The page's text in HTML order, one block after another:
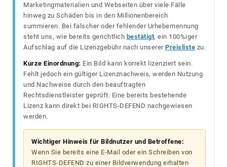
Marketingmaterialien und Webseiten über viele Fälle
hinweg zu Schäden bis in den Millionenbereich
summieren. Bei falscher oder fehlender Urhebernennung
steht uns, wie bereits gerichtlich bestätigt, ein 100%iger
Aufschlag auf die Lizenzgebühr nach unserer Preisliste zu.
Kurze Einordnung: Ein Bild kann korrekt lizenziert sein.
Fehlt jedoch ein gültiger Lizenznachweis, werden Nutzung
und Nachweise durch den beauftragten
Rechtsdienstleister geprüft. Eine bereits bestehende
Lizenz kann direkt bei RIGHTS-DEFEND nachgewiesen
werden.
Wichtiger Hinweis für Bildnutzer und Betroffene:
Wenn Sie bereits eine E-Mail oder ein Schreiben von
RIGHTS-DEFEND zu einer Bildverwendung erhalten